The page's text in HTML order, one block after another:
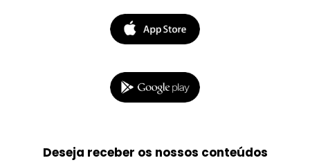
Deseja receber os nossos conteúdos